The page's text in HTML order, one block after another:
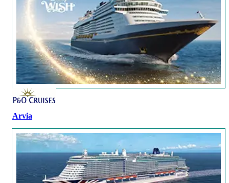
Arvia